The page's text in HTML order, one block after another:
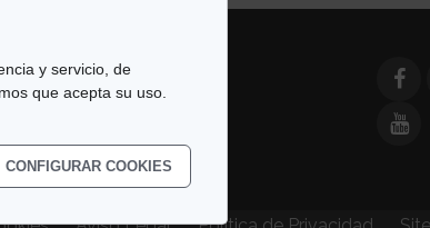
y servicio, de
que acepta su uso.
CONFIGURAR COOKIES
y Modelado. All